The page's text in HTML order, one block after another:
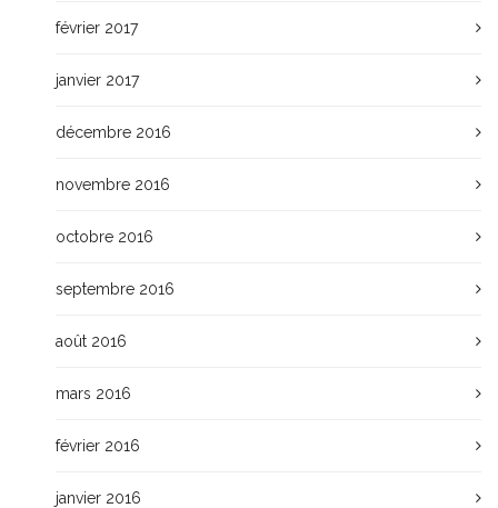
février 2017
janvier 2017
décembre 2016
novembre 2016
octobre 2016
septembre 2016
août 2016
mars 2016
février 2016
janvier 2016